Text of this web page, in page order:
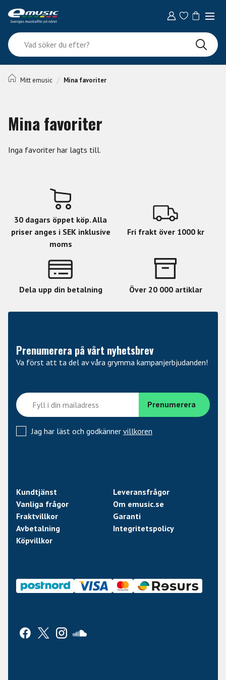
content
Vad
söker
du
efter?
Mitt emusic / Mina favoriter
Mina favoriter
Inga favoriter har lagts till.
30 dagars öppet köp. Alla
priser anges i SEK inklusive
moms
Fri frakt över 1000 kr
Dela upp din betalning Över 20 000 artiklar
Prenumerera på vårt nyhetsbrev
Va först att ta del av våra grymma kampanjerbjudanden!
Jag har läst och godkänner villkoren
Kundtjänst
Leveransfrågor
Vanliga frågor
Om emusic.se
Fraktvillkor
Garanti
Avbetalning
Integritetspolicy
Köpvillkor